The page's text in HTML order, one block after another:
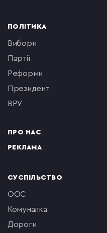
ПОЛІТИКА
вибори
партії
реформи
президент
ВРУ
ПРО НАС
РЕКЛАМА
СУСПІЛЬСТВО
ООС
комуналка
Дороги